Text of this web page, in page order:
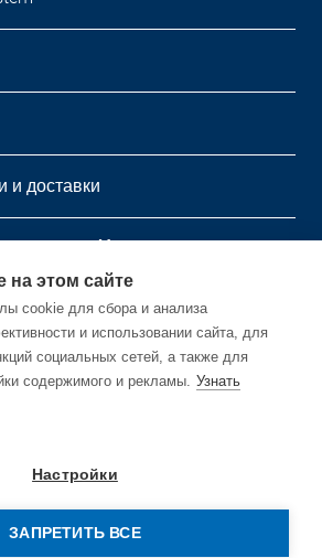
и доставки
листок
бесплатную рассылку.
Thermal Systems GmbH
на этом сайте
cookie для сбора и анализа
и использовании сайта, для
социальных сетей, а также для
содержимого и рекламы. Узнать
Настройки
ЗАПРЕТИТЬ ВСЕ